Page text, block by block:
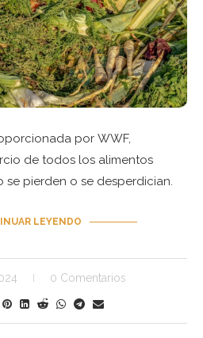
por WWF,
de todos los alimentos
pierden o se desperdician.
LEYENDO
0 Comentarios